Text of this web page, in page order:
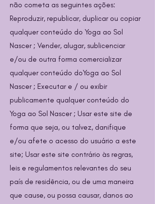
não cometa as seguintes ações:
Reproduzir, republicar, duplicar ou copiar
qualquer conteúdo do Yoga ao Sol
Nascer ; Vender, alugar, sublicenciar
e/ou de outra forma comercializar
qualquer conteúdo doYoga ao Sol
Nascer ; Executar e / ou exibir
publicamente qualquer conteúdo do
Yoga ao Sol Nascer ; Usar este site de
forma que seja, ou talvez, danifique
e/ou afete o acesso do usuário a este
site; Usar este site contrário às regras,
leis e regulamentos relevantes do seu
país de residência, ou de uma maneira
que cause, ou possa causar, danos ao